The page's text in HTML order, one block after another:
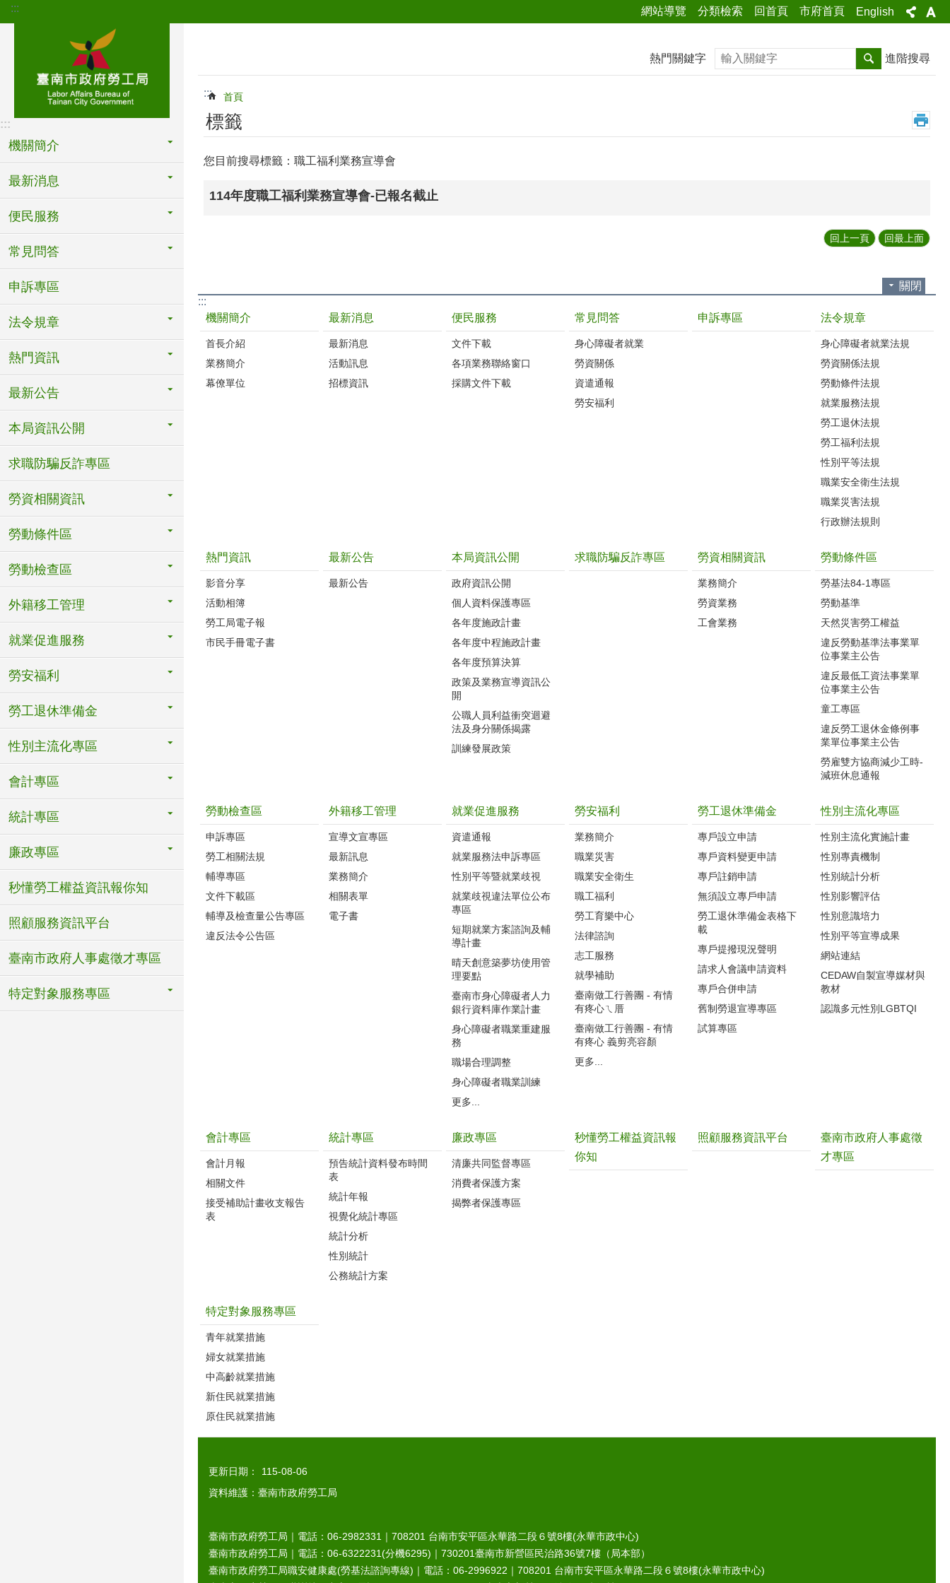
跳到主要內容區塊
::: 網站導覽 分類檢索 回首頁 市府首頁 English
:::
機關簡介
最新消息
便民服務
常見問答
申訴專區
法令規章
熱門資訊
最新公告
本局資訊公開
求職防騙反詐專區
勞資相關資訊
勞動條件區
勞動檢查區
外籍移工管理
就業促進服務
勞安福利
勞工退休準備金
性別主流化專區
會計專區
統計專區
廉政專區
秒懂勞工權益資訊報你知
照顧服務資訊平台
臺南市政府人事處徵才專區
特定對象服務專區
熱門關鍵字 搜尋 進階搜尋
::: 首頁
標籤
您目前搜尋標籤：職工福利業務宣導會
114年度職工福利業務宣導會-已報名截止
回上一頁 回最上面
關閉
:::
機關簡介
首長介紹
業務簡介
幕僚單位
最新消息
最新消息
活動訊息
招標資訊
便民服務
文件下載
各項業務聯絡窗口
採購文件下載
常見問答
身心障礙者就業
勞資關係
資遣通報
勞安福利
申訴專區 法令規章
身心障礙者就業法規
勞資關係法規
勞動條件法規
就業服務法規
勞工退休法規
勞工福利法規
性別平等法規
職業安全衛生法規
職業災害法規
行政辦法規則
熱門資訊
影音分享
活動相簿
勞工局電子報
市民手冊電子書
最新公告
最新公告
本局資訊公開
政府資訊公開
個人資料保護專區
各年度施政計畫
各年度中程施政計畫
各年度預算決算
政策及業務宣導資訊公
開
公職人員利益衝突迴避
法及身分關係揭露
訓練發展政策
求職防騙反詐專區 勞資相關資訊
業務簡介
勞資業務
工會業務
勞動條件區
勞基法84-1專區
勞動基準
天然災害勞工權益
違反勞動基準法事業單
位事業主公告
違反最低工資法事業單
位事業主公告
童工專區
違反勞工退休金條例事
業單位事業主公告
勞雇雙方協商減少工時-
減班休息通報
勞動檢查區
申訴專區
勞工相關法規
輔導專區
文件下載區
輔導及檢查量公告專區
違反法令公告區
外籍移工管理
宣導文宣專區
最新訊息
業務簡介
相關表單
電子書
就業促進服務
資遣通報
就業服務法申訴專區
性別平等暨就業歧視
就業歧視違法單位公布
專區
短期就業方案諮詢及輔
導計畫
晴天創意築夢坊使用管
理要點
臺南市身心障礙者人力
銀行資料庫作業計畫
身心障礙者職業重建服
務
職場合理調整
身心障礙者職業訓練
更多...
勞安福利
業務簡介
職業災害
職業安全衛生
職工福利
勞工育樂中心
法律諮詢
志工服務
就學補助
臺南做工行善團 - 有情
有疼心ㄟ厝
臺南做工行善團 - 有情
有疼心 義剪亮容顏
更多...
勞工退休準備金
專戶設立申請
專戶資料變更申請
專戶註銷申請
無須設立專戶申請
勞工退休準備金表格下
載
專戶提撥現況聲明
請求人會議申請資料
專戶合併申請
舊制勞退宣導專區
試算專區
性別主流化專區
性別主流化實施計畫
性別專責機制
性別統計分析
性別影響評估
性別意識培力
性別平等宣導成果
網站連結
CEDAW自製宣導媒材與
教材
認識多元性別LGBTQI
會計專區
會計月報
相關文件
接受補助計畫收支報告
表
統計專區
預告統計資料發布時間
表
統計年報
視覺化統計專區
統計分析
性別統計
公務統計方案
廉政專區
清廉共同監督專區
消費者保護方案
揭弊者保護專區
秒懂勞工權益資訊報
你知
照顧服務資訊平台
臺南市政府人事處徵
才專區
特定對象服務專區
青年就業措施
婦女就業措施
中高齡就業措施
新住民就業措施
原住民就業措施
更新日期：
115-08-06
資料維護：臺南市政府勞工局
臺南市政府勞工局｜電話：06-2982331｜ 708201 台南市安平區永華路二段６號8樓(永華市政中心)
臺南市政府勞工局｜電話：06-6322231(分機6295)｜ 730201臺南市新營區民治路36號7樓（局本部）
臺南市政府勞工局職安健康處(勞基法諮詢專線)｜電話：06-2996922｜ 708201 台南市安平區永華路二段６號8樓(永華市政中心)